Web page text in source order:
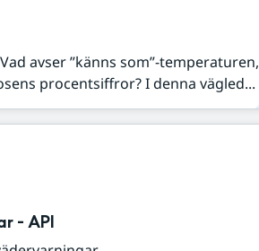
avser ”känns som”-temperaturen,
procentsiffror? I denna vägled...
- API